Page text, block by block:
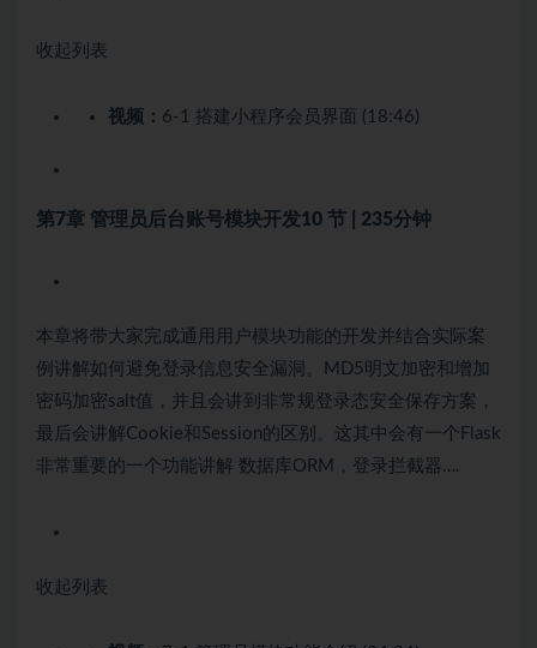
收起列表
视频： 6-1 搭建小程序会员界面 (18:46)
第7章 管理员后台账号模块开发10 节 | 235分钟
本章将带大家完成通用用户模块功能的开发并结合实际案
例讲解如何避免登录信息安全漏洞。MD5明文加密和增加
密码加密salt值，并且会讲到非常规登录态安全保存方案，
最后会讲解Cookie和Session的区别。这其中会有一个Flask
非常重要的一个功能讲解 数据库ORM，登录拦截器….
收起列表